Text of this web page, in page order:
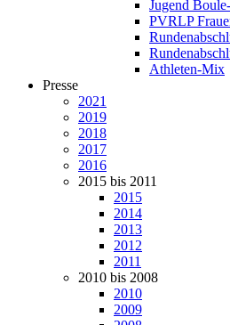
Jugend
PVRLP
Athleten-Mix
Presse
2021
2019
2018
2017
2016
2015 bis 2011
2015
2014
2013
2012
2011
2010 bis 2008
2010
2009